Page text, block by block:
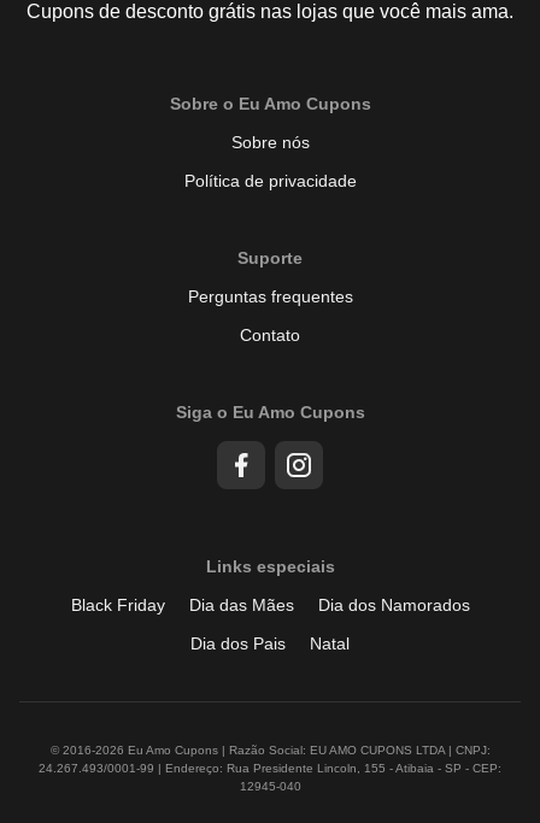
Cupons de desconto grátis nas lojas que você mais ama.
Sobre o Eu Amo Cupons
Sobre nós
Política de privacidade
Suporte
Perguntas frequentes
Contato
Siga o Eu Amo Cupons
Links especiais
Black Friday
Dia das Mães
Dia dos Namorados
Dia dos Pais
Natal
© 2016-2026 Eu Amo Cupons | Razão Social: EU AMO CUPONS LTDA | CNPJ:
24.267.493/0001-99 | Endereço: Rua Presidente Lincoln, 155 - Atibaia - SP - CEP:
12945-040